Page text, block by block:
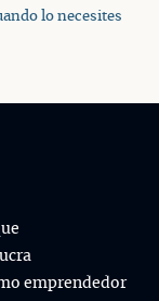
lo necesites
emprendedor